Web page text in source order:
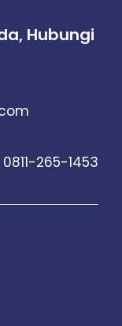
Hubungi
0811-265-1453